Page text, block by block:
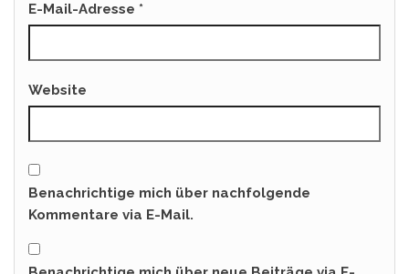
E-Mail-Adresse *
Website
Benachrichtige mich über nachfolgende
Kommentare via E-Mail.